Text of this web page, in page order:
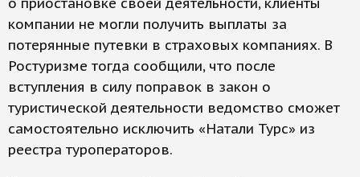
о приостановке своей деятельности, клиенты
компании не могли получить выплаты за
потерянные путевки в страховых компаниях. В
Ростуризме тогда сообщили, что после
вступления в силу поправок в закон о
туристической деятельности ведомство сможет
самостоятельно исключить «Натали Турс» из
реестра туроператоров.